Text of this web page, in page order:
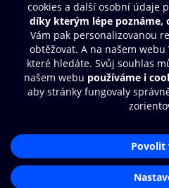
Moje O2 Knihovna
Další zábava
© O2 Czech Republic a.s.
Zásady zpracování osobních
Čti a